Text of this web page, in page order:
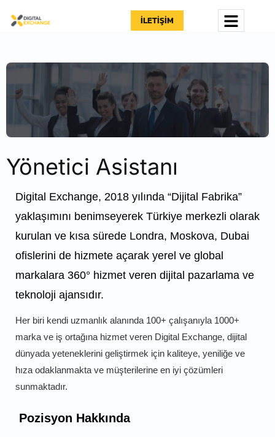
İLETIŞIM
Yönetici Asistanı
Digital Exchange, 2018 yılında “Dijital Fabrika”
yaklaşımını benimseyerek Türkiye merkezli olarak
kurulan ve kısa sürede Londra, Moskova, Dubai
ofislerini de hizmete açarak yerel ve global
markalara 360° hizmet veren dijital pazarlama ve
teknoloji ajansıdır.
Her biri kendi uzmanlık alanında 100+ çalışanıyla 1000+
marka ve iş ortağına hizmet veren Digital Exchange, dijital
dünyada yeteneklerini geliştirmek için kaliteye, yeniliğe ve
hıza odaklanmakta ve müşterilerine en iyi çözümleri
sunmaktadır.
Pozisyon Hakkında